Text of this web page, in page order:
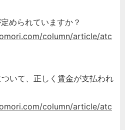
められていますか？
column/article/atc
いて、正しく 賃金が支払われ
column/article/atc